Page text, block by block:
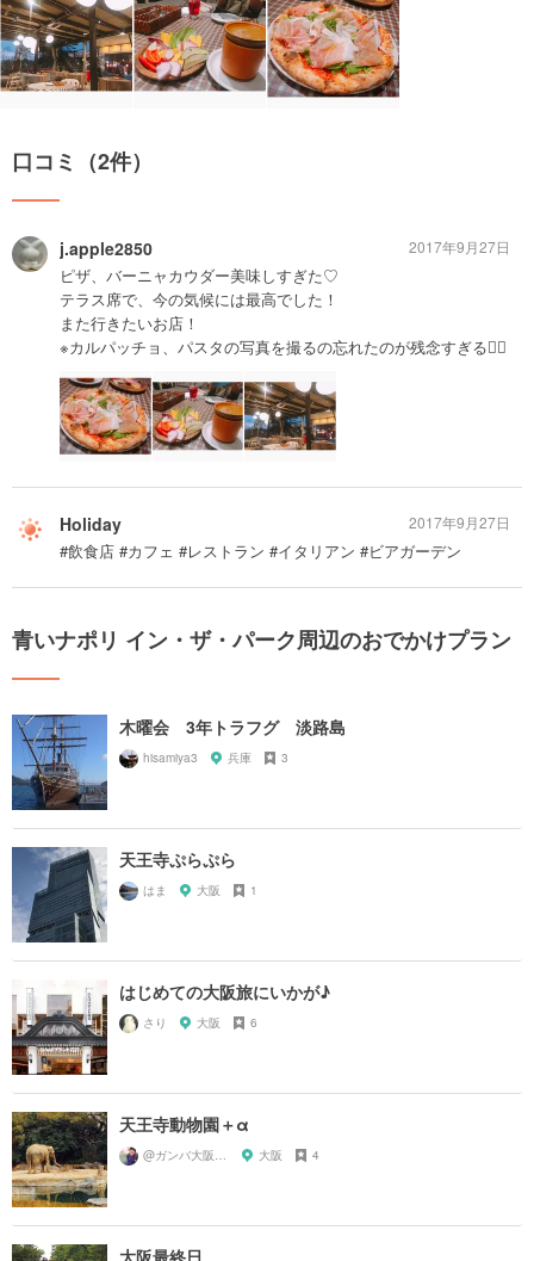
口コミ（2件）
j.apple2850
ピザ、バーニャカウダー美味しすぎた♡
テラス席で、今の気候には最高でした！
また行きたいお店！
※カルパッチョ、パスタの写真を撮るの忘れたのが残念すぎる🤦‍♀️
2017年9月27日
Holiday
#飲食店 #カフェ #レストラン #イタリアン #ビアガーデン
2017年9月27日
青いナポリ イン・ザ・パーク周辺のおでかけプラン
木曜会 3年トラフグ 淡路島
hisamiya3 兵庫 3
天王寺ぷらぷら
はま 大阪 1
はじめての大阪旅にいかが♪
さり 大阪 6
天王寺動物園＋α
@ガンバ大阪#Higashi1 大阪 4